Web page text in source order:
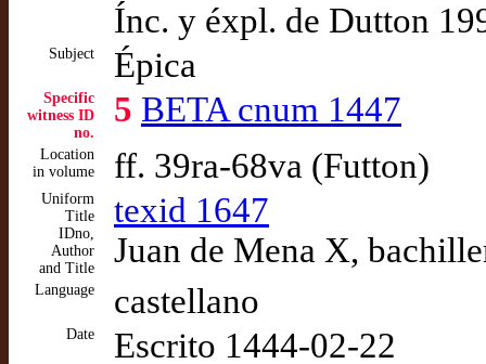
Ínc. y éxpl. de Dutton
Subject Épica
Specific
witness ID
no.
5 BETA cnum 1447
Location
in volume
ff. 39ra-68va (Futton)
Uniform
Title
IDno,
Author
and Title
texid 1647
Juan de Mena X,
Language castellano
Date Escrito 1444-02-22